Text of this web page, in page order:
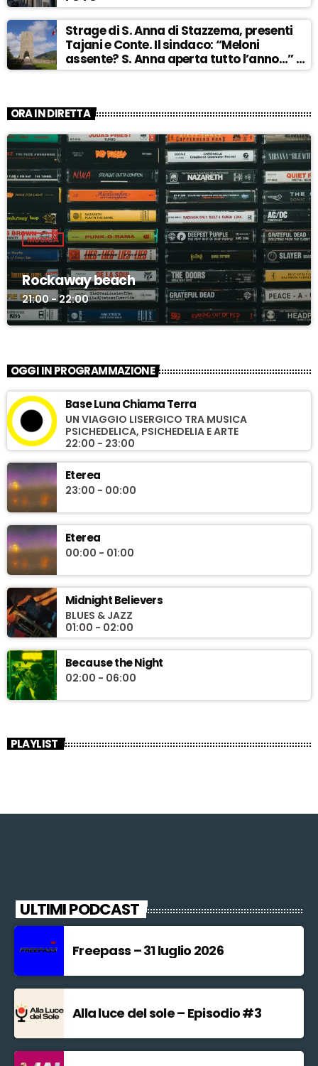
Strage di S. Anna di Stazzema, presenti
Tajani e Conte. Il sindaco: “Meloni
assente? S. Anna aperta tutto l’anno…” –
ASCOLTA
ORA IN DIRETTA
MUSICA
Rockaway beach
21:00 - 22:00
OGGI IN PROGRAMMAZIONE
Base Luna Chiama Terra
UN VIAGGIO LISERGICO TRA MUSICA
PSICHEDELICA, PSICHEDELIA E ARTE
22:00 - 23:00
Eterea
23:00 - 00:00
Eterea
00:00 - 01:00
Midnight Believers
BLUES & JAZZ
01:00 - 02:00
Because the Night
02:00 - 06:00
PLAYLIST
ULTIMI PODCAST
Freepass – 31 luglio 2026
Alla luce del sole – Episodio #3